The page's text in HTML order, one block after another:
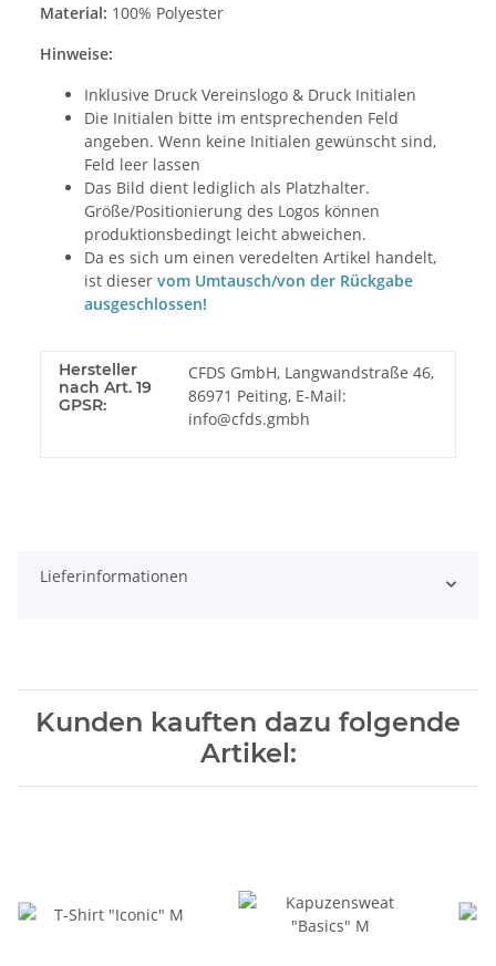
Material: 100% Polyester
Hinweise:
Inklusive Druck Vereinslogo & Druck Initialen
Die Initialen bitte im entsprechenden Feld
angeben. Wenn keine Initialen gewünscht sind,
Feld leer lassen
Das Bild dient lediglich als Platzhalter.
Größe/Positionierung des Logos können
produktionsbedingt leicht abweichen.
Da es sich um einen veredelten Artikel handelt,
ist dieser vom Umtausch/von der Rückgabe
ausgeschlossen!
Hersteller
nach Art. 19
GPSR:
CFDS GmbH, Langwandstraße 46,
86971 Peiting, E-Mail:
info@cfds.gmbh
Lieferinformationen
Kunden kauften dazu folgende
Artikel: